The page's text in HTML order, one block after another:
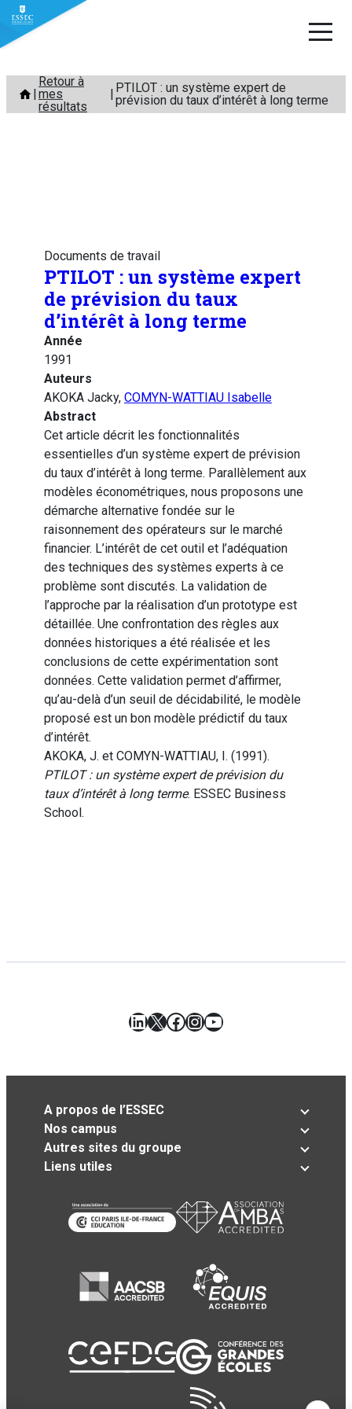
Aller
contenu
Retour à
mes
résultats
PTILOT : un système expert de
prévision du taux d’intérêt à long terme
Documents de travail
PTILOT : un système expert
de prévision du taux
d’intérêt à long terme
Année
1991
Auteurs
AKOKA Jacky, COMYN-WATTIAU Isabelle
Abstract
Cet article décrit les fonctionnalités
essentielles d’un système expert de prévision
du taux d’intérêt à long terme. Parallèlement aux
modèles économétriques, nous proposons une
démarche alternative fondée sur le
raisonnement des opérateurs sur le marché
financier. L’intérêt de cet outil et l’adéquation
des techniques des systèmes experts à ce
problème sont discutés. La validation de
l’approche par la réalisation d’un prototype est
détaillée. Une confrontation des règles aux
données historiques a été réalisée et les
conclusions de cette expérimentation sont
données. Cette validation permet d’affirmer,
qu’au-delà d’un seuil de décidabilité, le modèle
proposé est un bon modèle prédictif du taux
d’intérêt.
AKOKA, J. et COMYN-WATTIAU, I. (1991).
PTILOT : un système expert de prévision du
taux d’intérêt à long terme. ESSEC Business
School.
LinkedIn
X Facebook
Instagram
YouTube
A propos de l’ESSEC
Nos campus
Autres sites du groupe
Liens utiles